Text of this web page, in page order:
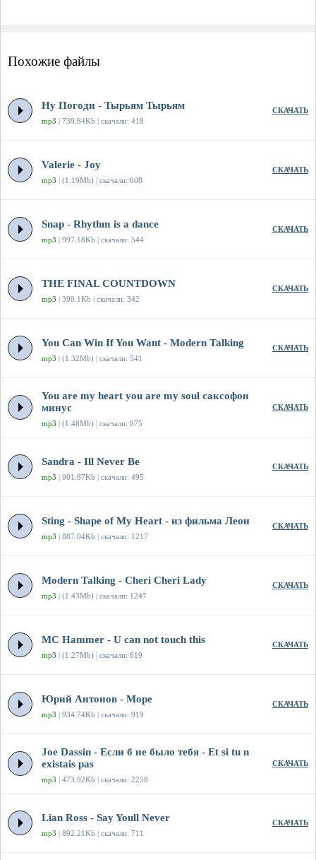
Похожие файлы
Ну Погоди - Тырьям Тырьям
mp3 | 739.84Kb | скачали: 418
СКАЧАТЬ
Valerie - Joy
mp3 | (1.19Mb) | скачали: 608
СКАЧАТЬ
Snap - Rhythm is a dance
mp3 | 997.18Kb | скачали: 544
СКАЧАТЬ
THE FINAL COUNTDOWN
mp3 | 390.1Kb | скачали: 342
СКАЧАТЬ
You Can Win If You Want - Modern Talking
mp3 | (1.32Mb) | скачали: 541
СКАЧАТЬ
You are my heart you are my soul саксофон
минус
mp3 | (1.48Mb) | скачали: 875
СКАЧАТЬ
Sandra - Ill Never Be
mp3 | 901.87Kb | скачали: 495
СКАЧАТЬ
Sting - Shape of My Heart - из фильма Леон
mp3 | 887.04Kb | скачали: 1217
СКАЧАТЬ
Modern Talking - Cheri Cheri Lady
mp3 | (1.43Mb) | скачали: 1247
СКАЧАТЬ
MC Hammer - U can not touch this
mp3 | (1.27Mb) | скачали: 619
СКАЧАТЬ
Юрий Антонов - Море
mp3 | 934.74Kb | скачали: 919
СКАЧАТЬ
Joe Dassin - Если б не было тебя - Et si tu n
existais pas
mp3 | 473.92Kb | скачали: 2258
СКАЧАТЬ
Lian Ross - Say Youll Never
mp3 | 892.21Kb | скачали: 711
СКАЧАТЬ